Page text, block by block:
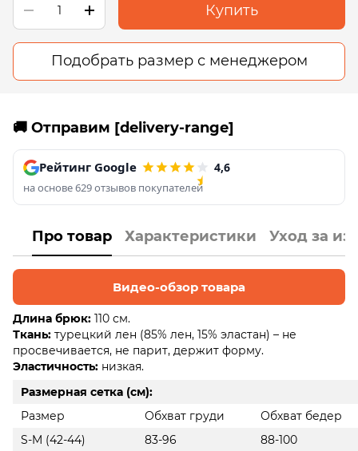
Купить
Подобрать размер с менеджером
🚚 Отправим [delivery-range]
Рейтинг Google 4,6
на основе 629 отзывов покупателей
Про товар Характеристики Уход за
Видео-обзор товара
Длина брюк: 110 см.
Ткань: турецкий лен (85% лен, 15% эластан) – не
просвечивается, не парит, держит форму.
Эластичность: низкая.
Размерная сетка (см):
Размер
Обхват груди
Обхват бедер
S-M (42-44)
83-96 88-100